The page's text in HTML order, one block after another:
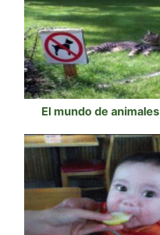
El mundo de animales